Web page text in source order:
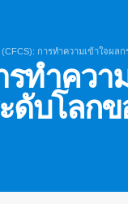
(CFCS): การทำความเข้าใจผ
ทำควา
ดับโลกข